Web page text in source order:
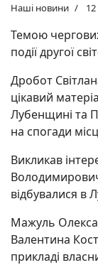
Наші новини
Темою
події другої
Дробот
цікавий
Лубенщині та
на спогади
Викликав
відбувалися в
Мажуль
Валентина
прикладі